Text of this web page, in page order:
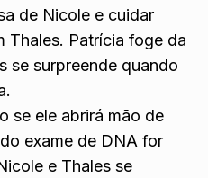
de Nicole e cuidar
Thales. Patrícia foge da
se surpreende quando
se ele abrirá mão de
exame de DNA for
e Thales se